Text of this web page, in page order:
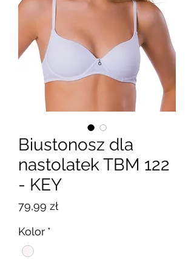
Biustonosz dla
nastolatek TBM 122
- KEY
79,99 złCena
Kolor *